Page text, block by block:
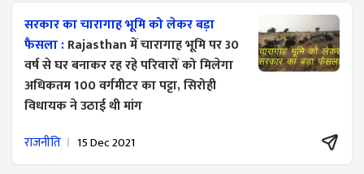
सरकार का चारागाह भूमि को लेकर बड़ा
फैसला :Rajasthan में चारागाह भूमि पर 30
वर्ष से घर बनाकर रह रहे परिवारों को मिलेगा
अधिकतम 100 वर्गमीटर का पट्टा, सिरोही
विधायक ने उठाई थी मांग
राजनीति 15 Dec 2021